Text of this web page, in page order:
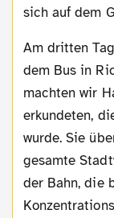
sich auf dem
Am dritten Tag fuhren wir sehr früh morgens mit
dem Bus in
machten wir
erkundeten,
wurde. Sie
gesamte
der Bahn, die